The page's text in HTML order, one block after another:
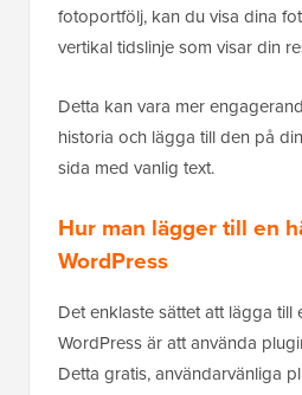
fotoportfölj, kan du visa dina
vertikal tidslinje som visar din
Detta kan vara mer
historia och lägga till den på
sida med vanlig text.
Hur man lägger till en
WordPress
Det enklaste sättet att lägga till
WordPress är att använda
Detta gratis, användarvänliga